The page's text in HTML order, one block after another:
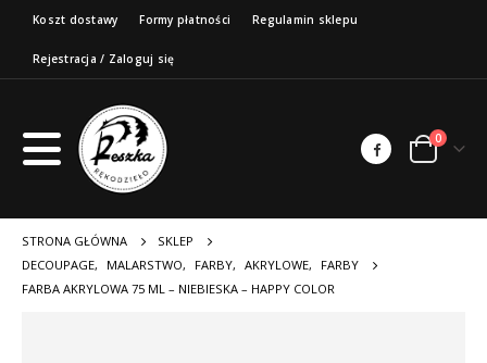
Koszt dostawy Formy płatności Regulamin sklepu
Rejestracja / Zaloguj się
0
STRONA GŁÓWNA
SKLEP
DECOUPAGE, MALARSTWO, FARBY, AKRYLOWE,
FARBY
FARBA AKRYLOWA 75 ML – NIEBIESKA – HAPPY COLOR